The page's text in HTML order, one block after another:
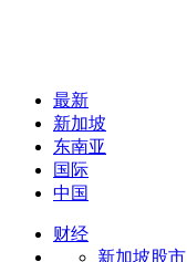
最新
新加坡
东南亚
国际
中国
财经
新加坡股市